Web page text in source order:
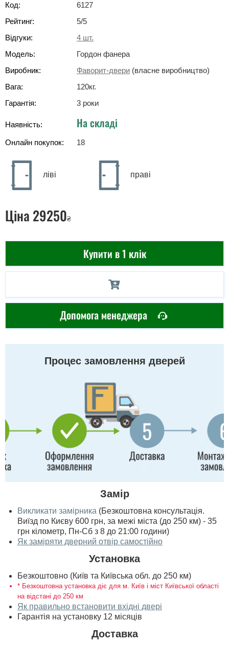
Код:
6127
Рейтинг:
5/5
Відгуки:
4 шт.
Модель:
Гордон фанера
Виробник:
Фаворит-двери (власне виробництво)
Вага:
120кг.
Гарантія:
3 роки
Наявність: На складі
Онлайн покупок: 18
ліві праві
Ціна 29250₴
Купити в 1 клік
Допомога менеджера
Процес замовлення дверей
Замір
Викликати замірника (Безкоштовна консультація.
Виїзд по Києву 600 грн, за межі міста (до 250 км) - 35
грн кілометр, Пн-Сб з 8 до 21:00 години)
Як заміряти дверний отвір самостійно
Установка
Безкоштовно (Київ та Київська обл. до 250 км)
* Безкоштовна установка діє для м. Київ і міст Київської області
на відстані до 250 км
Як правильно встановити вхідні двері
Гарантія на установку 12 місяців
Доставка